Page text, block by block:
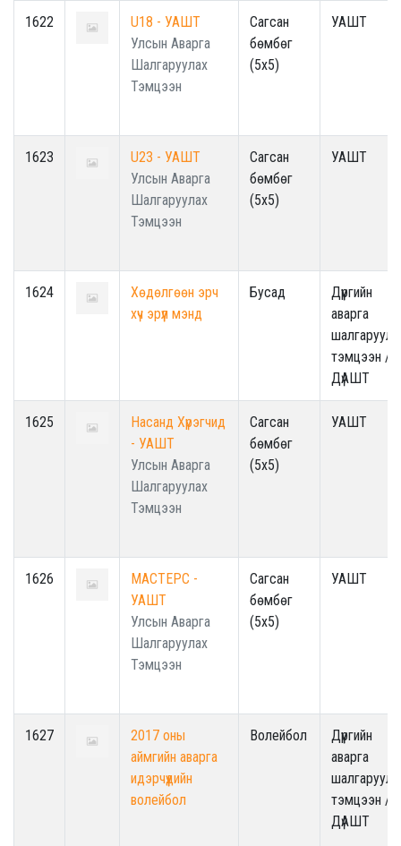
1622
U18 - УАШТ
Улсын Аварга
Шалгаруулах
Тэмцээн
Сагсан
бөмбөг
(5x5)
УАШТ
1623
U23 - УАШТ
Улсын Аварга
Шалгаруулах
Тэмцээн
Сагсан
бөмбөг
(5x5)
УАШТ
1624
Хөдөлгөөн эрч
хүч эрүүл мэнд
Бусад
Дүүргийн
аварга
тэмцээн /
ДүАШТ
1625
Насанд Хүрэгчид
- УАШТ
Улсын Аварга
Шалгаруулах
Тэмцээн
Сагсан
бөмбөг
(5x5)
УАШТ
1626
МАСТЕРС -
УАШТ
Улсын Аварга
Шалгаруулах
Тэмцээн
Сагсан
бөмбөг
(5x5)
УАШТ
1627
2017 оны
аймгийн аварга
идэрчүүдийн
волейбол
Волейбол
Дүүргийн
аварга
тэмцээн /
ДүАШТ